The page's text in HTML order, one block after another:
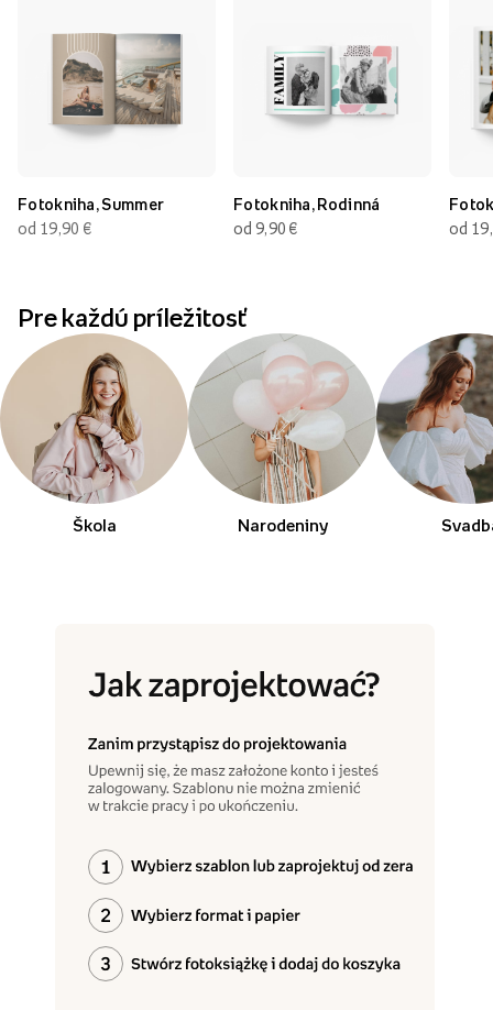
Fotokniha, Summer
od 19,90 €
Fotokniha, Rodinná
od 9,90 €
od
Pre každú príležitosť
Škola Narodeniny